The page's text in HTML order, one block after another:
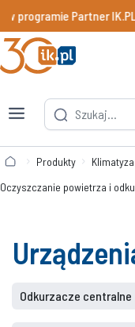
programie Partner
Produkty
Oczyszczanie powietrza i
Odkurzacze centralne